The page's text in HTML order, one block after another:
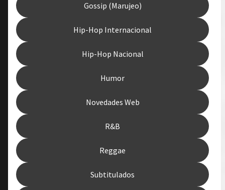
Gossip (Marujeo)
Hip-Hop Internacional
Hip-Hop Nacional
Humor
Novedades Web
R&B
Reggae
Subtitulados